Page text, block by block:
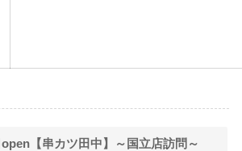
【串カツ田中】～国立店訪問～